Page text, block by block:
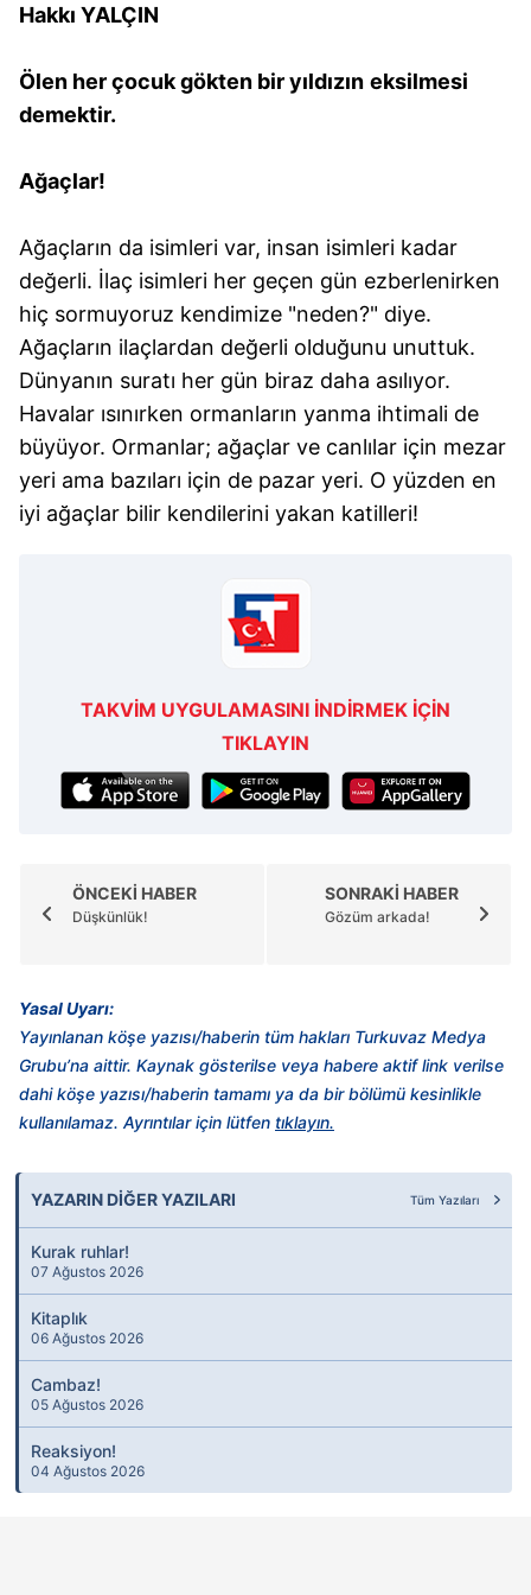
Metnimiziziyaret edebilirsiniz.
6698 sayılı Kişisel Verilerin Korunması Kanunu uyarınca
hazırlanmış Aydınlatma Metnimizi okumak ve sitemizde
Hakkı YALÇIN
Ölen her çocuk gökten bir yıldızın eksilmesi
demektir.
Ağaçlar!
Ağaçların da isimleri var, insan isimleri kadar
değerli. İlaç isimleri her geçen gün ezberlenirken
hiç sormuyoruz kendimize "neden?" diye.
Ağaçların ilaçlardan değerli olduğunu unuttuk.
Dünyanın suratı her gün biraz daha asılıyor.
Havalar ısınırken ormanların yanma ihtimali de
büyüyor. Ormanlar; ağaçlar ve canlılar için mezar
yeri ama bazıları için de pazar yeri. O yüzden en
iyi ağaçlar bilir kendilerini yakan katilleri!
TAKVİM UYGULAMASINI İNDİRMEK İÇİN
TIKLAYIN
ÖNCEKİ HABER
Düşkünlük!
SONRAKİ HABER
Gözüm arkada!
Yasal Uyarı:
Yayınlanan köşe yazısı/haberin tüm hakları Turkuvaz Medya
Grubu’na aittir. Kaynak gösterilse veya habere aktif link verilse
dahi köşe yazısı/haberin tamamı ya da bir bölümü kesinlikle
kullanılamaz. Ayrıntılar için lütfen tıklayın.
YAZARIN DİĞER YAZILARI Tüm Yazıları
Kurak ruhlar!
07 Ağustos 2026
Kitaplık
06 Ağustos 2026
Cambaz!
05 Ağustos 2026
Reaksiyon!
04 Ağustos 2026